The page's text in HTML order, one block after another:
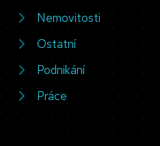
Nemovitosti
Ostatní
Podnikání
Práce